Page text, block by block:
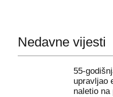
Nedavne vijesti
55-
upravljao
naletio na